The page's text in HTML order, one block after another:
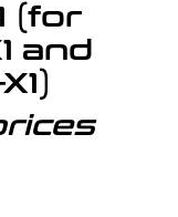
(for
and